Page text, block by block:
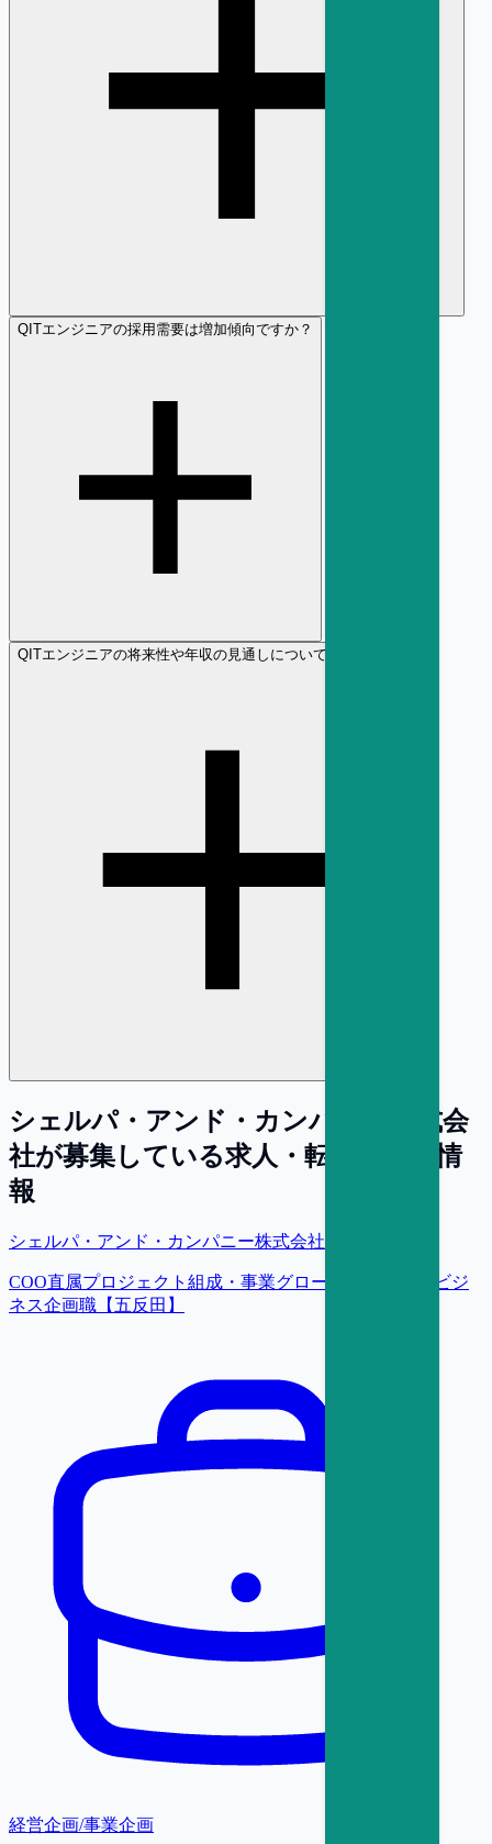
Q ITエンジニアの採用需要は増加傾向ですか？
Q ITエンジニアの将来性や年収の見通しについて教えてください
シェルパ・アンド・カンパニー株式会
社が募集している求人・転職・採用情
報
シェルパ・アンド・カンパニー株式会社
COO直属プロジェクト組成・事業グロース戦略推進／ビジ
ネス企画職【五反田】
経営企画/事業企画